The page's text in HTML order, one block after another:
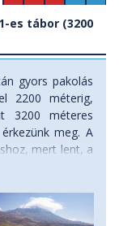
es tábor (3200
gyors pakolás
2200 méterig,
3200 méteres
meg. A
mert lent, a
felett van – a
emelkedünk,
fel. Itt már fel-